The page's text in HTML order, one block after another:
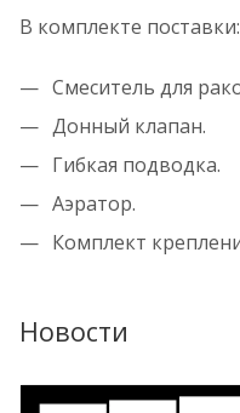
В комплекте поставки:
Смеситель для
Донный клапан.
Гибкая подводка.
Аэратор.
Комплект
Новости